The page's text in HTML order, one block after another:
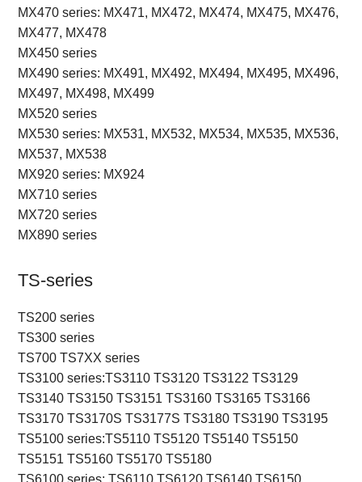
MX470 series: MX471, MX472, MX474, MX475, MX476,
MX477, MX478
MX450 series
MX490 series: MX491, MX492, MX494, MX495, MX496,
MX497, MX498, MX499
MX520 series
MX530 series: MX531, MX532, MX534, MX535, MX536,
MX537, MX538
MX920 series: MX924
MX710 series
MX720 series
MX890 series
TS-series
TS200 series
TS300 series
TS700 TS7XX series
TS3100 series:TS3110 TS3120 TS3122 TS3129
TS3140 TS3150 TS3151 TS3160 TS3165 TS3166
TS3170 TS3170S TS3177S TS3180 TS3190 TS3195
TS5100 series:TS5110 TS5120 TS5140 TS5150
TS5151 TS5160 TS5170 TS5180
TS6100 series: TS6110 TS6120 TS6140 TS6150